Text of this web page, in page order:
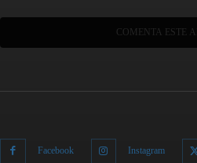
Facebook Instagram